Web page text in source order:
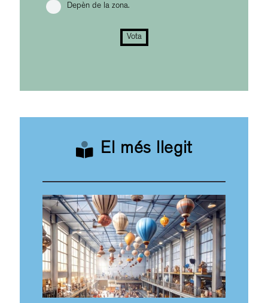
Depèn de la zona.
Vota
El més llegit